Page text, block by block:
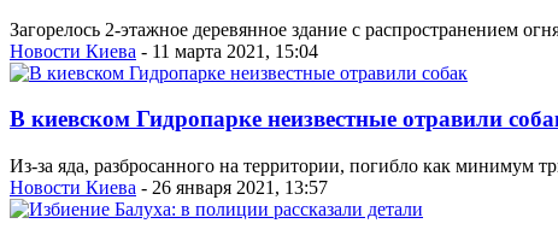
Загорелось 2-этажное деревянное здание с распространением
Новости Киева - 11 марта 2021, 15:04
В киевском Гидропарке неизвестные отравили
Из-за яда, разбросанного на территории, погибло как минимум
Новости Киева - 26 января 2021, 13:57